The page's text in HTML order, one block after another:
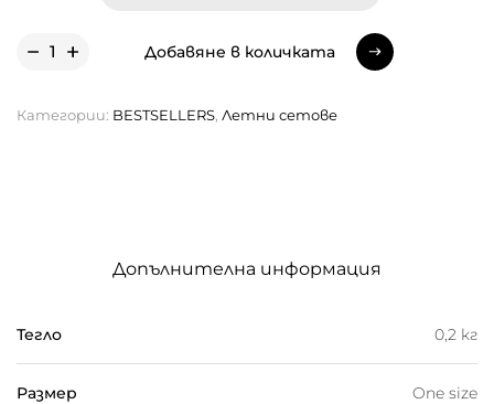
Добавяне в количката
Категории: BESTSELLERS, Летни сетове
Допълнителна информация
Тегло 0,2 кг
Размер One size